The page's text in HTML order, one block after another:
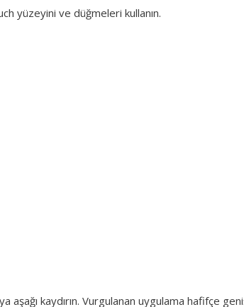
yüzeyini ve düğmeleri kullanın.
aşağı kaydırın. Vurgulanan uygulama hafifçe